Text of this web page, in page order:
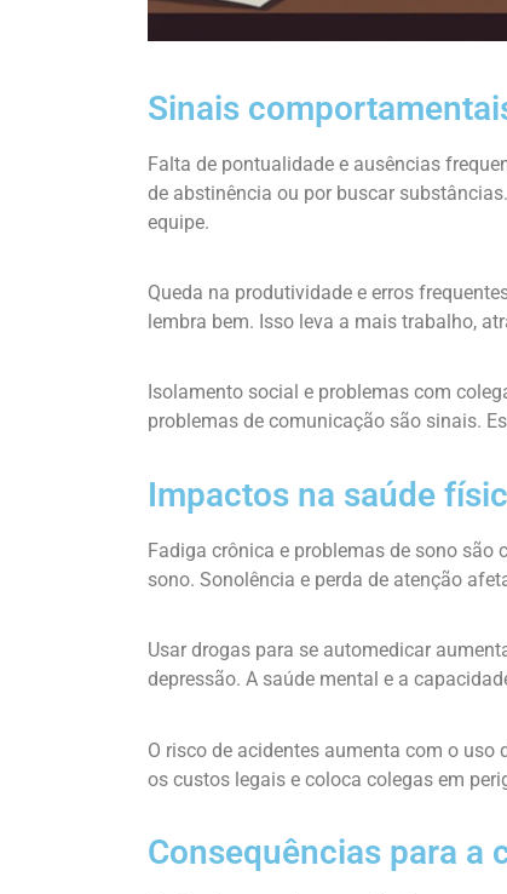
Sinais
Falta de pontualidade e ausências
de abstinência ou por buscar
equipe.
Queda na produtividade e erros
lembra bem. Isso leva a mais trabalho,
Isolamento social e problemas com
problemas de comunicação são sinais.
Impactos na saúde
Fadiga crônica e problemas de sono
sono. Sonolência e perda de atenção
Usar drogas para se automedicar
depressão. A saúde mental e a
O risco de acidentes aumenta com o
os custos legais e coloca colegas em
Consequências para a